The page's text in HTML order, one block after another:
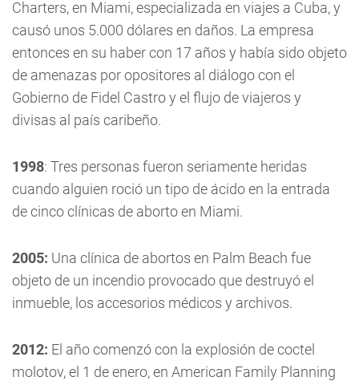
Charters, en Miami, especializada en viajes a Cuba, y
causó unos 5.000 dólares en daños. La empresa
entonces en su haber con 17 años y había sido objeto
de amenazas por opositores al diálogo con el
Gobierno de Fidel Castro y el flujo de viajeros y
divisas al país caribeño.
1998: Tres personas fueron seriamente heridas
cuando alguien roció un tipo de ácido en la entrada
de cinco clínicas de aborto en Miami.
2005: Una clínica de abortos en Palm Beach fue
objeto de un incendio provocado que destruyó el
inmueble, los accesorios médicos y archivos.
2012: El año comenzó con la explosión de coctel
molotov, el 1 de enero, en American Family Planning